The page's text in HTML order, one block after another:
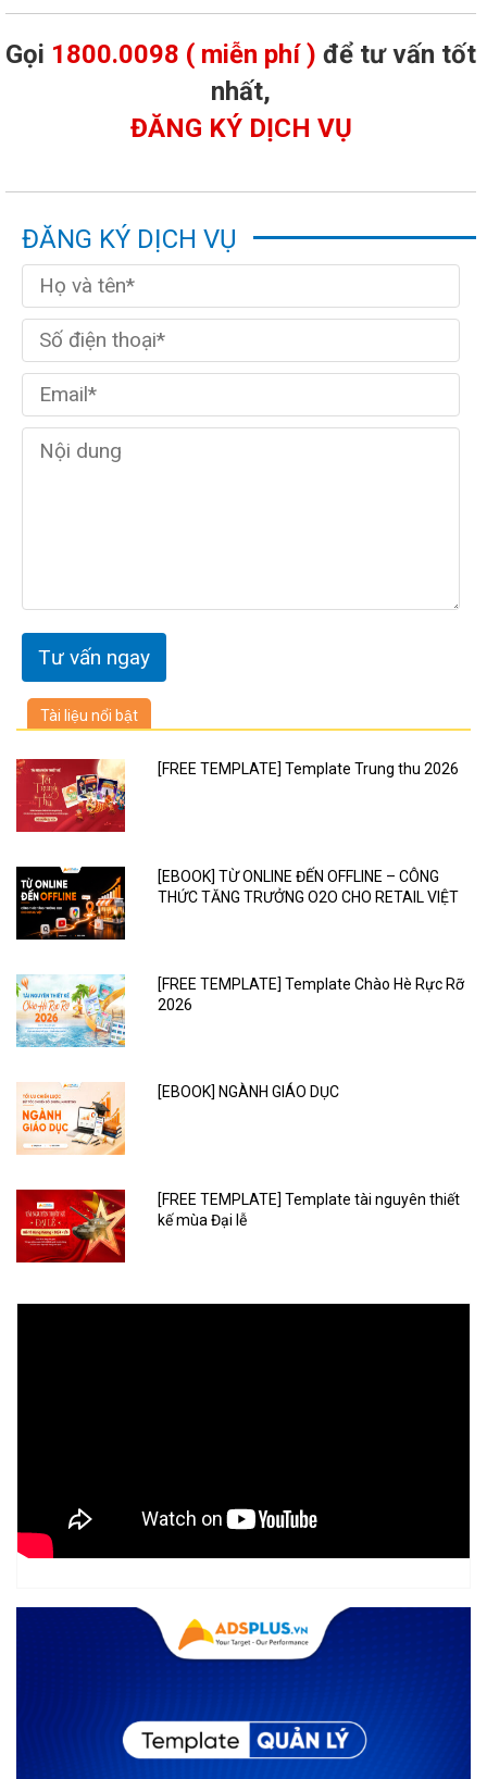
Gọi 1800.0098 ( miễn phí ) để tư vấn tốt
nhất,
ĐĂNG KÝ DỊCH VỤ
ĐĂNG KÝ DỊCH VỤ
Tài liệu nổi bật
[FREE TEMPLATE] Template Trung thu 2026
[EBOOK] TỪ ONLINE ĐẾN OFFLINE – CÔNG
THỨC TĂNG TRƯỞNG O2O CHO RETAIL VIỆT
[FREE TEMPLATE] Template Chào Hè Rực Rỡ
2026
[EBOOK] NGÀNH GIÁO DỤC
[FREE TEMPLATE] Template tài nguyên thiết
kế mùa Đại lễ